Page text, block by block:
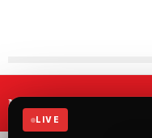
LIVE
Mau menerima informasi
iSWARA?